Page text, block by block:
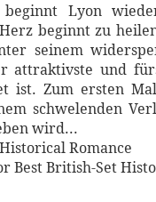
Lyon
beginnt zu
seinem
attraktivste und
ist. Zum ersten
schwelenden
wird...
Romance
Best British-Set